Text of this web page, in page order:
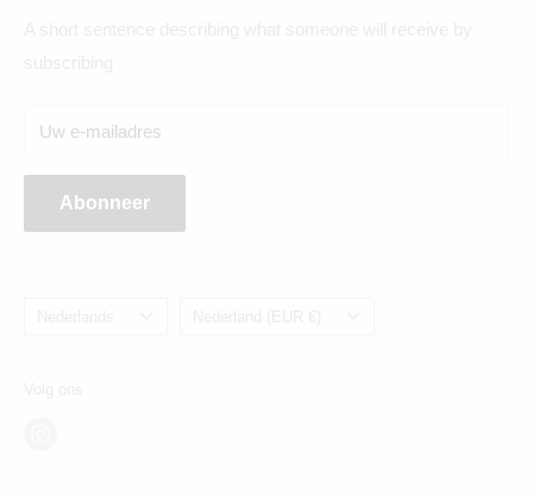
Ginnekenweg 354, 4835NM
Uw e-mailadres
Abonneer